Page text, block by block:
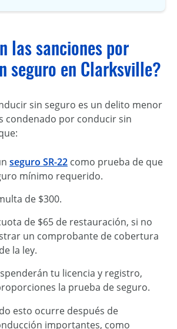
las sanciones por
seguro en Clarksville?
sin seguro es un delito menor
condenado por conducir sin
seguro SR-22 como prueba de que
mínimo requerido.
de $300.
de $65 de restauración, si no
un comprobante de cobertura
la ley.
tu licencia y registro,
la prueba de seguro.
esto ocurre después de
importantes, como